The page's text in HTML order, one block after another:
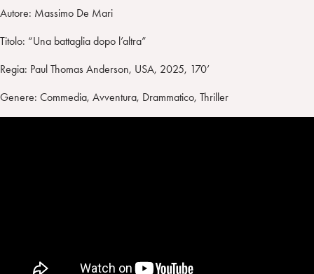
Autore: Massimo De Mari
Titolo: “Una battaglia dopo l’altra”
Regia: Paul Thomas Anderson, USA, 2025, 170’
Genere: Commedia, Avventura, Drammatico, Thriller